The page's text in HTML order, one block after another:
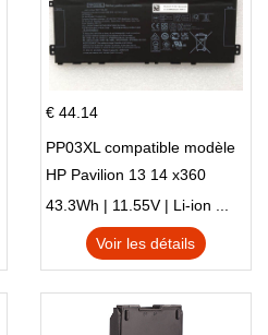
€ 44.14
PP03XL compatible modèle
HP Pavilion 13 14 x360
L83388-AC1 L83388-421
HSTNN-LB8S M01118-421
M01144-005 13-BB 14-DV
43.3Wh | 11.55V | Li-ion ...
Voir les détails